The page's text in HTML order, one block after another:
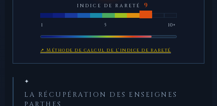
INDICE DE RARETÉ
1 5 10+
↗ Méthode de calcul de l'indice de rareté
✦
LA RÉCUPÉRATION DES ENSEIGNES